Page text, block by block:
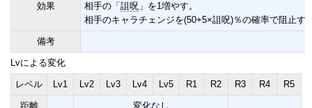
効果
相手の「 詛呪 」を1増やす。
相手のキャラチェンジを(50+5×詛呪)％の確率で阻止す
備考
Lvによる変化
レベル Lv1 Lv2 Lv3 Lv4 Lv5 R1 R2 R3 R4 R5
距離 変化なし